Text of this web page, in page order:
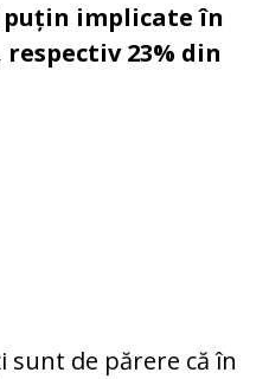
implicate în
23% din
sunt de părere că în